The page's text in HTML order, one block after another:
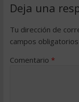
Deja una
Tu dirección de
campos
Comentario *